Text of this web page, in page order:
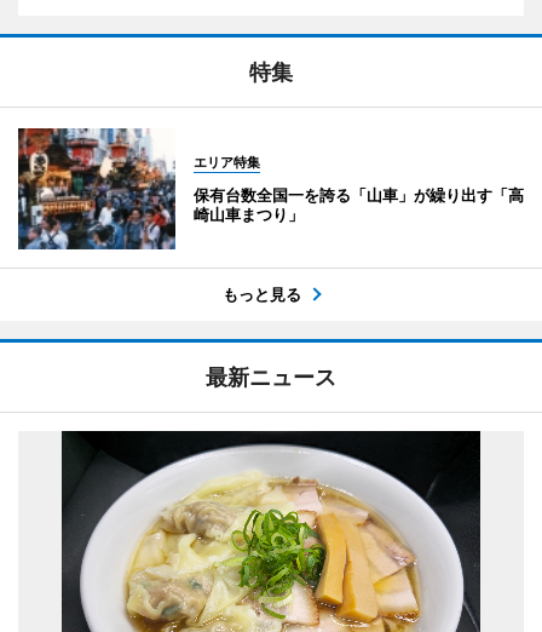
特集
エリア特集
保有台数全国一を誇る「山車」が繰り出す「高
崎山車まつり」
もっと見る
最新ニュース